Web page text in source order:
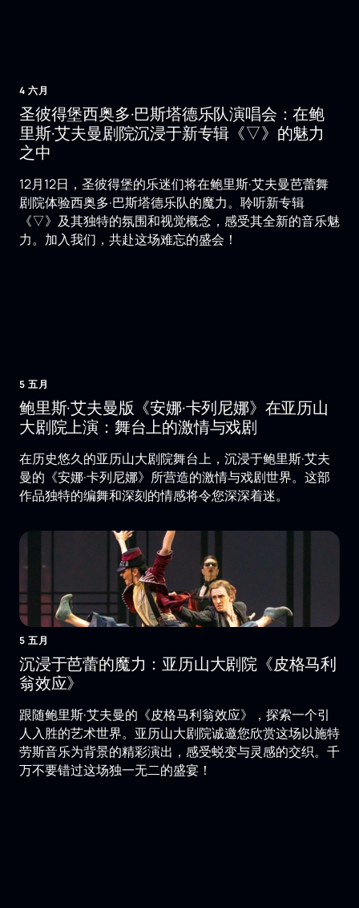
4 六月
圣彼得堡西奥多·巴斯塔德乐队演唱会：在鲍
里斯·艾夫曼剧院沉浸于新专辑《▽》的魅力
之中
12月12日，圣彼得堡的乐迷们将在鲍里斯·艾夫曼芭蕾舞
剧院体验西奥多·巴斯塔德乐队的魔力。聆听新专辑
《▽》及其独特的氛围和视觉概念，感受其全新的音乐魅
力。加入我们，共赴这场难忘的盛会！
5 五月
鲍里斯·艾夫曼版《安娜·卡列尼娜》在亚历山
大剧院上演：舞台上的激情与戏剧
在历史悠久的亚历山大剧院舞台上，沉浸于鲍里斯·艾夫
曼的《安娜·卡列尼娜》所营造的激情与戏剧世界。这部
作品独特的编舞和深刻的情感将令您深深着迷。
5 五月
沉浸于芭蕾的魔力：亚历山大剧院《皮格马利
翁效应》
跟随鲍里斯·艾夫曼的《皮格马利翁效应》，探索一个引
人入胜的艺术世界。亚历山大剧院诚邀您欣赏这场以施特
劳斯音乐为背景的精彩演出，感受蜕变与灵感的交织。千
万不要错过这场独一无二的盛宴！